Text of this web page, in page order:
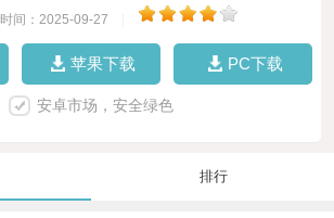
时间：2025-09-27
苹果下载 PC下载
安卓市场，安全绿色
排行